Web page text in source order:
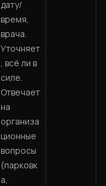
дату/
время,
врача.
Уточняет
, всё ли в
силе.
Отвечает
на
организа
ционные
вопросы
(парковк
а,